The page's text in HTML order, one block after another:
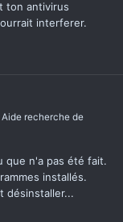
ton antivirus
interferer.
Aide recherche de
que n'a pas été fait.
installés.
désinstaller...